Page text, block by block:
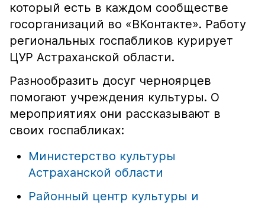
который есть в каждом сообществе
госорганизаций во «ВКонтакте». Работу
региональных госпабликов курирует
ЦУР Астраханской области.
Разнообразить досуг черноярцев
помогают учреждения культуры. О
мероприятиях они рассказывают в
своих госпабликах:
Министерство культуры
Астраханской области
Районный центр культуры и